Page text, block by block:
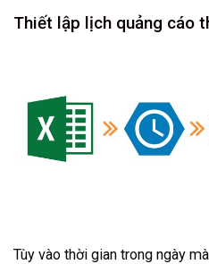
Thiết lập lịch quảng cáo
Tùy vào thời gian trong ngày